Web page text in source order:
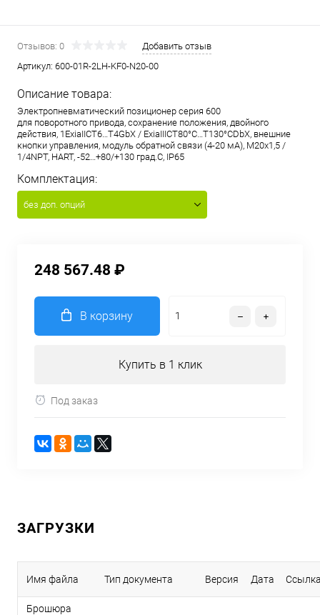
Отзывов: 0
Добавить отзыв
Артикул: 600-01R-2LH-KF0-N20-00
Описание товара:
Электропневматический позиционер серия 600
для поворотного привода, сохранение положения, двойного
действия, 1ExiaIICT6…T4GbX / ExiaIIICT80°C…T130°CDbX, внешние
кнопки управления, модуль обратной связи (4-20 мА), M20x1,5 /
1/4NPT, HART, -52…+80/+130 град.С, IP65
Комплектация:
без доп. опций
248 567.48 ₽
В корзину
Купить в 1 клик
Под заказ
ЗАГРУЗКИ
Имя файла Тип документа Версия Дата
Брошюра